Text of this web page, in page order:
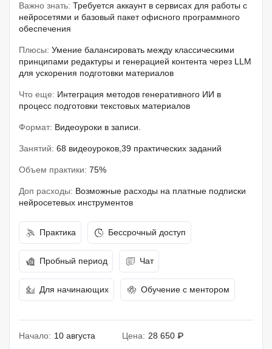
Важно знать: Требуется аккаунт в сервисах для работы с
нейросетями и базовый пакет офисного программного
обеспечения
Плюсы: Умение балансировать между классическими
принципами редактуры и генерацией контента через LLM
для ускорения подготовки материалов
Что еще: Интеграция методов генеративного ИИ в
процесс подготовки текстовых материалов
Формат: Видеоуроки в записи.
Занятий: 68 видеоуроков,39 практических заданий
Объем практики: 75%
Доп расходы: Возможные расходы на платные подписки
нейросетевых инструментов
Практика Бессрочный доступ
Пробный период Чат
Для начинающих Обучение с ментором
Начало: 10 августа Цена: 28 650 ₽